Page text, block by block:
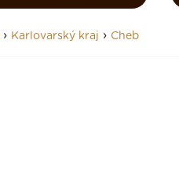
› Karlovarský kraj › Cheb